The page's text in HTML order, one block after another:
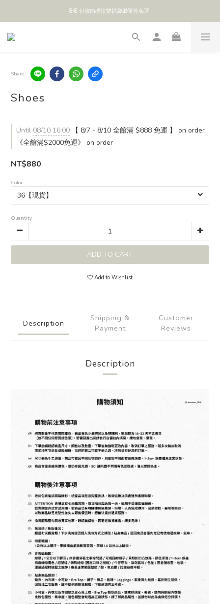
全館 $888 免運
8/8 付清節💰快樂福袋🎁單件免運
Share
Shoes
Until 08/10 16:00 【 8/7 - 8/10 全館滿 $888 免運 】 on order
《全館滿$2000免運》 on order
NT$880
Color
Quantity
ADD TO CART
Add to Wishlist
Description
Shipping &
Payment
Customer
Reviews
Description